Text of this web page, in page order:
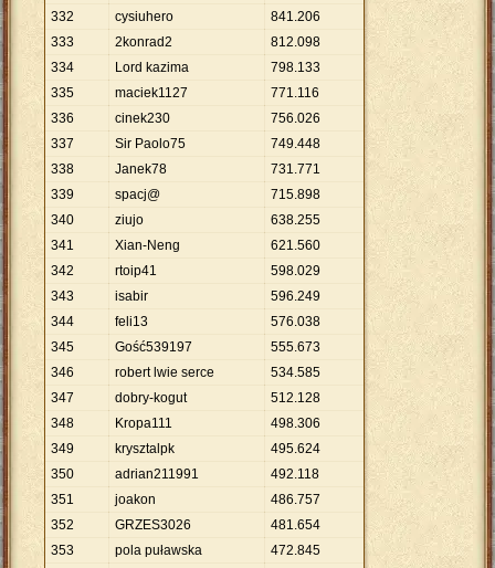
332 cysiuhero 841.206
333
2konrad2 812.098
334
Lord kazima 798.133
335
maciek1127 771.116
336
cinek230 756.026
337
Sir Paolo75 749.448
338
Janek78 731.771
339
spacj@ 715.898
340
ziujo 638.255
341
Xian-Neng 621.560
342
rtoip41 598.029
343
isabir 596.249
344
feli13 576.038
345
Gość539197 555.673
346
robert lwie serce 534.585
347
dobry-kogut 512.128
348
Kropa111 498.306
349
krysztalpk 495.624
350
adrian211991 492.118
351
joakon 486.757
352
GRZES3026 481.654
353
pola puławska 472.845